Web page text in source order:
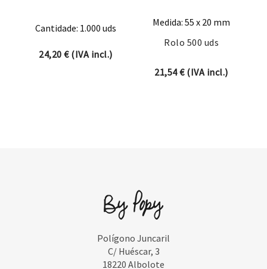
Cantidade: 1.000 uds
24,20€(IVA incl.)
Medida: 55 x 20 mm
Rolo 500 uds
21,54€(IVA incl.)
Polígono Juncaril
C/ Huéscar, 3
18220 Albolote